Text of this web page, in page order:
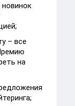
– все
на